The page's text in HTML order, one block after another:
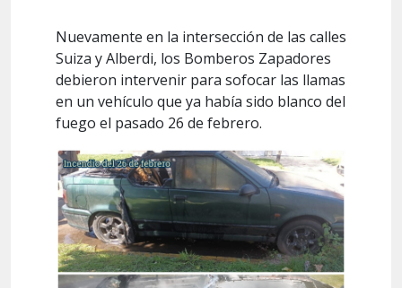
Nuevamente en la intersección de las calles
Suiza y Alberdi, los Bomberos Zapadores
debieron intervenir para sofocar las llamas
en un vehículo que ya había sido blanco del
fuego el pasado 26 de febrero.